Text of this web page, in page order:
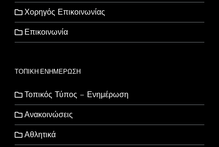
Χορηγός Επικοινωνίας
Επικοινωνία
ΤΟΠΙΚΗ ΕΝΗΜΕΡΩΣΗ
Τοπικός Τύπος – Ενημέρωση
Ανακοινώσεις
Αθλητικά